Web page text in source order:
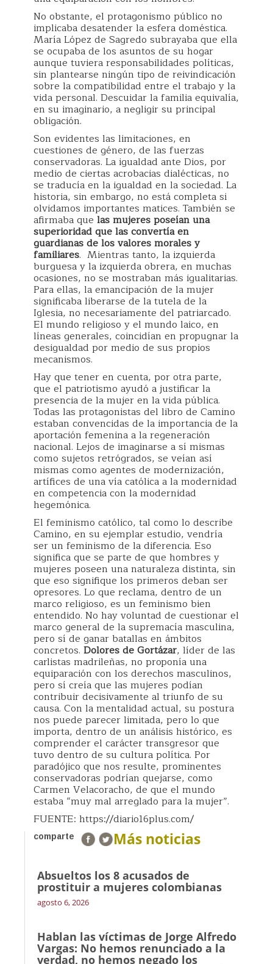
No obstante, el protagonismo público no
implicaba desatender la esfera doméstica.
María López de Sagredo subrayaba que ella
se ocupaba de los asuntos de su hogar
aunque tuviera responsabilidades políticas,
sin plantearse ningún tipo de reivindicación
sobre la compatibilidad entre el trabajo y la
vida personal. Descuidar la familia equivalía,
en su imaginario, a negligir su principal
obligación.
Son evidentes las limitaciones, en
cuestiones de género, de las fuerzas
conservadoras. La igualdad ante Dios, por
medio de ciertas acrobacias dialécticas, no
se traducía en la igualdad en la sociedad. La
historia, sin embargo, no está completa si
olvidamos importantes matices. También se
afirmaba que las mujeres poseían una
superioridad que las convertía en
guardianas de los valores morales y
familiares. Mientras tanto, la izquierda
burguesa y la izquierda obrera, en muchas
ocasiones, no se mostraban más igualitarias.
Para ellas, la emancipación de la mujer
significaba liberarse de la tutela de la
Iglesia, no necesariamente del patriarcado.
El mundo religioso y el mundo laico, en
líneas generales, coincidían en propugnar la
desigualdad por medio de sus propios
mecanismos.
Hay que tener en cuenta, por otra parte,
que el patriotismo ayudó a justificar la
presencia de la mujer en la vida pública.
Todas las protagonistas del libro de Camino
estaban convencidas de la importancia de la
aportación femenina a la regeneración
nacional. Lejos de imaginarse a sí mismas
como sujetos retrógrados, se veían así
mismas como agentes de modernización,
artífices de una vía católica a la modernidad
en competencia con la modernidad
hegemónica.
El feminismo católico, tal como lo describe
Camino, en su ejemplar estudio, vendría
ser un feminismo de la diferencia. Eso
significa que se parte de que hombres y
mujeres poseen una naturaleza distinta, sin
que eso signifique los primeros deban ser
opresores. Lo que reclama, dentro de un
marco religioso, es un feminismo bien
entendido. No hay voluntad de cuestionar el
marco general de la supremacía masculina,
pero sí de ganar batallas en ámbitos
concretos. Dolores de Gortázar, líder de las
carlistas madrileñas, no proponía una
equiparación con los derechos masculinos,
pero sí creía que las mujeres podían
contribuir decisivamente al triunfo de su
causa. Con la mentalidad actual, su postura
nos puede parecer limitada, pero lo que
importa, dentro de un análisis histórico, es
comprender el carácter transgresor que
tuvo dentro de su cultura política. Por
paradójico que nos resulte, prominentes
conservadoras podrían quejarse, como
Carmen Velacoracho, de que el mundo
estaba “muy mal arreglado para la mujer”.
FUENTE: https://diario16plus.com/
comparte Más noticias
Absueltos los 8 acusados de
prostituir a mujeres colombianas
agosto 6, 2026
Hablan las víctimas de Jorge Alfredo
Vargas: No hemos renunciado a la
verdad, no hemos negado los